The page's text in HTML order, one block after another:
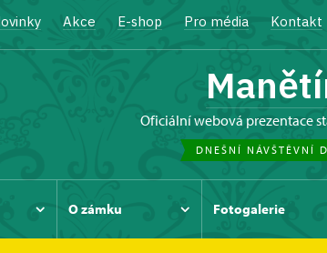
Akce E-shop Pro média Kontakt
oficiální webová prezentace
DNEŠNÍ NÁVŠTĚVNÍ
O zámku Fotogalerie